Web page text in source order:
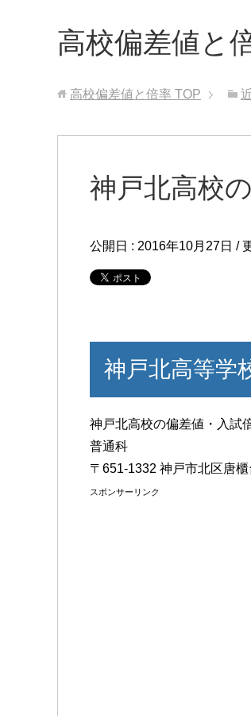
高校偏差値と
高校偏差値と倍率 TOP
神戸北高校
公開日 : 2016年10月27日 /
神戸北高等学
神戸北高校の偏差値・入試
普通科
〒651-1332 神戸市北区唐
スポンサーリンク